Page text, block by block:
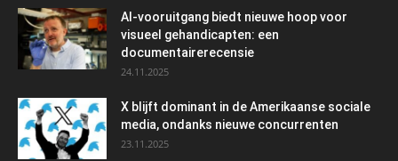
AI-vooruitgang biedt nieuwe hoop voor
visueel gehandicapten: een
documentairerecensie
24.11.2025
X blijft dominant in de Amerikaanse sociale
media, ondanks nieuwe concurrenten
23.11.2025